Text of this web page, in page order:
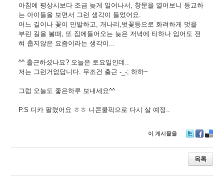
아침에 평상시보다 조금 늦게 일어나서, 창문을 열어보니 등교하
는 아이들을 보면서 그런 생각이 들었어요.
어느 길이나 꽃이 만발하고, 개나리,벗꽃등으로 화려하게 멋을
부린 길을 볼때, 또 집에들어오는 늦은 저녁에 티하나 입어도 전
혀 춥지않은 요즘이라는 생각이...
^^ 출근하셨나요? 오늘은 토요일인데..
저는 그런거없답니다. 무조건 출근 -_-; 하하~
그럼 오늘도 좋은하루 보내세요^^
P.S 디카 팔렸어요 ㅎㅎ 니콘쿨픽으로 다시 살 예정..
이 게시물을
wi
er
ac
e
b
eli
ci
o
목록